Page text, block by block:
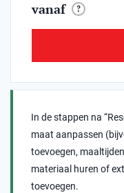
vanaf ?
In de stappen na
maat aanpassen
toevoegen,
materiaal huren of
toevoegen.